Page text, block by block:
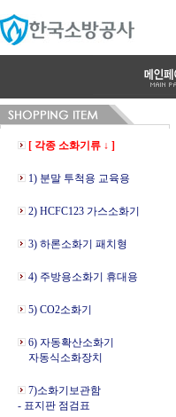
[ 각종 소화기류 ↓ ]
1) 분말 투척용 교육용
2) HCFC123 가스소화기
3) 하론소화기 패치형
4) 주방용소화기 휴대용
5) CO2소화기
6) 자동확산소화기
자동식소화장치
7)소화기보관함
- 표지판 점검표